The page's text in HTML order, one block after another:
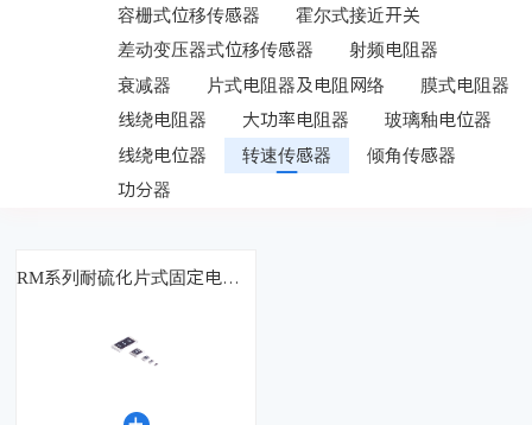
容栅式位移传感器
霍尔式接近开关
差动变压器式位移传感器
射频电阻器
衰减器
片式电阻器及电阻网络
膜式电阻器
线绕电阻器
大功率电阻器
玻璃釉电位器
线绕电位器
转速传感器
倾角传感器
功分器
RM系列耐硫化片式固定电阻器